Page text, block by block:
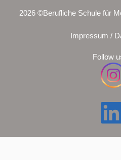
2026 ©Berufliche Schule für
Impressum /
Follow